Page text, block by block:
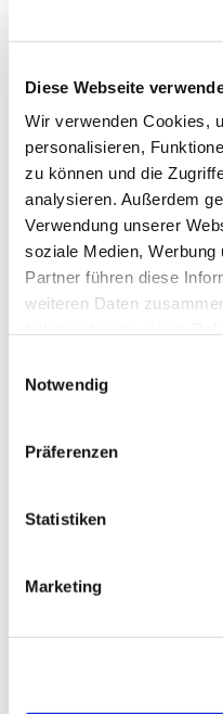
Diese Webseite
Wir verwenden Cookies,
personalisieren,
zu können und die
analysieren. Außerdem
Verwendung unserer
soziale Medien, Werbung
Partner führen diese
weiteren Daten
Notwendig
Präferenzen
Statistiken
Marketing
Was einige Personen
Stage direkt mit den
Junge Erwachsene
Oblaten waren rund
durchweg gelungenen